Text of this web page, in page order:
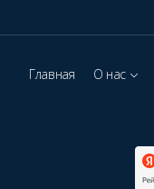
Главная О нас